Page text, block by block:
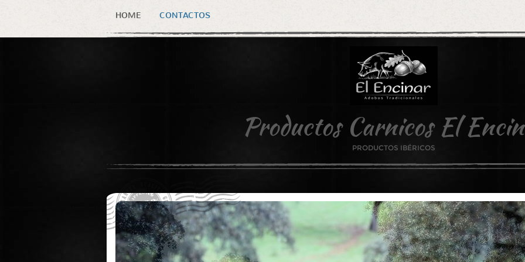
Productos Carnicos El
PRODUCTOS IBÉRICOS
HOME CONTACTOS